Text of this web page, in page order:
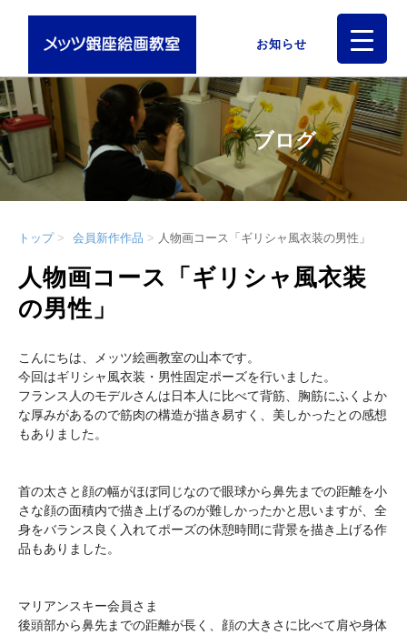
お知らせ
ブログ
トップ 会員新作作品 人物画コース「ギリシャ風衣装の男性」
人物画コース「ギリシャ風衣装
の男性」
こんにちは、メッツ絵画教室の山本です。
今回はギリシャ風衣装・男性固定ポーズを行いました。
フランス人のモデルさんは日本人に比べて背筋、胸筋にふくよか
な厚みがあるので筋肉の構造が描き易すく、美しかったとの感想
もありました。
首の太さと顔の幅がほぼ同じなので眼球から鼻先までの距離を小
さな顔の面積内で描き上げるのが難しかったかと思いますが、全
身をバランス良く入れてポーズの休憩時間に背景を描き上げる作
品もありました。
マリアンスキー会員さま
後頭部から鼻先までの距離が長く、顔の大きさに比べて肩や身体